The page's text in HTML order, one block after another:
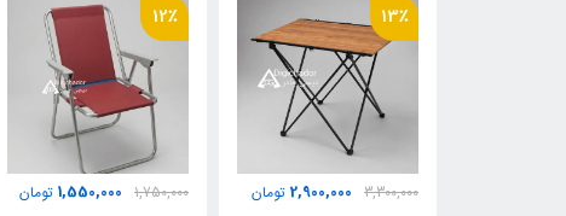
13٪
3,300,000
2,900,000 تومان
12٪
1,750,000
1,550,000 تومان